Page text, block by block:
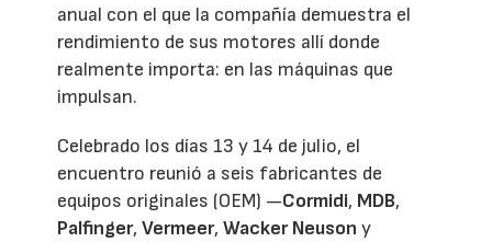
anual con el que la compañía demuestra el
rendimiento de sus motores allí donde
realmente importa: en las máquinas que
impulsan.
Celebrado los días 13 y 14 de julio, el
encuentro reunió a seis fabricantes de
equipos originales (OEM) —Cormidi, MDB,
Palfinger,Vermeer,Wacker Neuson y